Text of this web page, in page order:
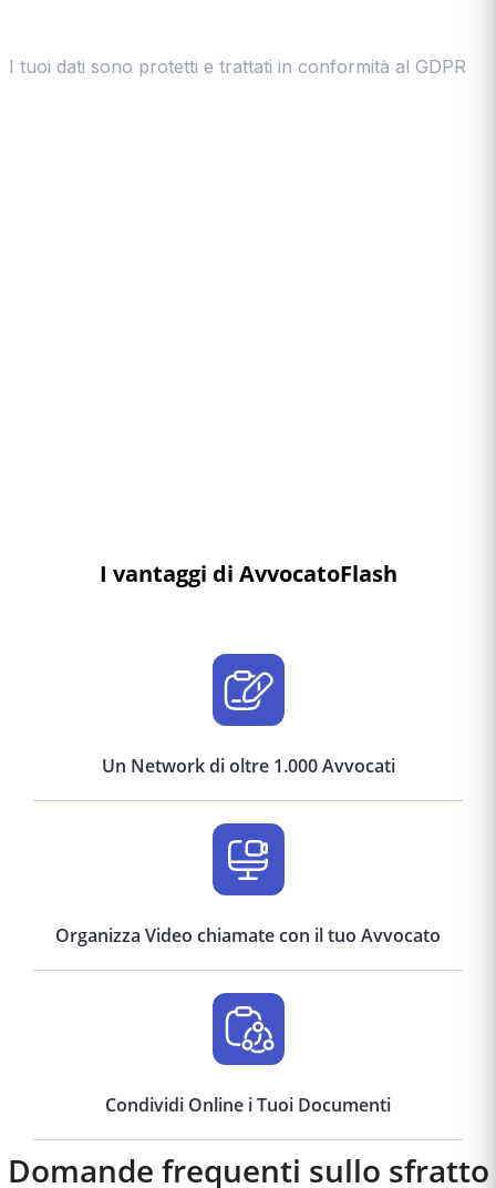
I vantaggi di AvvocatoFlash
Un Network di oltre 1.000 Avvocati
Organizza Video chiamate con il tuo Avvocato
Condividi Online i Tuoi Documenti
Domande frequenti sullo sfratto